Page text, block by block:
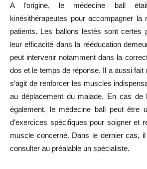
A l’origine, le médecine ball
kinésithérapeutes pour accompagner la
patients. Les ballons lestés sont certes
leur efficacité dans la rééducation
peut intervenir notamment dans la
dos et le temps de réponse. Il a aussi fait
s’agit de renforcer les muscles
au déplacement du malade. En cas de
également, le médecine ball peut être
d’exercices spécifiques pour soigner et
muscle concerné. Dans le dernier cas,
consulter au préalable un spécialiste.